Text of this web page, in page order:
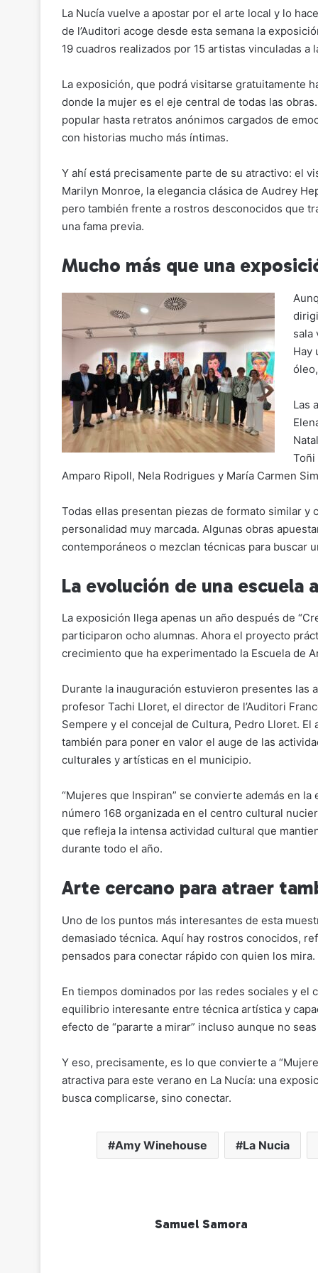
p
y
n
k
ai
l
c
e
o
o
k
at
s
p
p
e
gr
m
m
p
tir
La Nucía vuelve a apostar por el arte local y lo
de l’Auditori acoge desde esta semana la
19 cuadros realizados por 15 artistas vinculadas a
La exposición, que podrá visitarse gratuitamente
donde la mujer es el eje central de todas las
popular hasta retratos anónimos cargados de
con historias mucho más íntimas.
Y ahí está precisamente parte de su atractivo: el
Marilyn Monroe, la elegancia clásica de Audrey
pero también frente a rostros desconocidos que
una fama previa.
Mucho más que una
sala
Hay
Las
Toñi
Amparo Ripoll, Nela Rodrigues y María Carmen
Todas ellas presentan piezas de formato similar y
personalidad muy marcada. Algunas obras
contemporáneos o mezclan técnicas para buscar
La evolución de una
La exposición llega apenas un año después de
participaron ocho alumnas. Ahora el proyecto
crecimiento que ha experimentado la Escuela de
Durante la inauguración estuvieron presentes las
profesor Tachi Lloret, el director de l’Auditori
Sempere y el concejal de Cultura, Pedro Lloret. El
también para poner en valor el auge de las
culturales y artísticas en el municipio.
“Mujeres que Inspiran” se convierte además en la
número 168 organizada en el centro cultural
que refleja la intensa actividad cultural que
durante todo el año.
Arte cercano para atraer
Uno de los puntos más interesantes de esta
demasiado técnica. Aquí hay rostros conocidos,
pensados para conectar rápido con quien los mira.
En tiempos dominados por las redes sociales y
equilibrio interesante entre técnica artística y
efecto de “pararte a mirar” incluso aunque no
Y eso, precisamente, es lo que convierte a
atractiva para este verano en La Nucía: una
busca complicarse, sino conectar.
Amy Winehouse La Nucia
Samuel Samora